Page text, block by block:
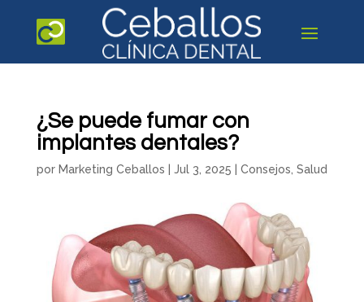
¿Se puede fumar con
implantes dentales?
por Marketing Ceballos Jul 3, 2025 Consejos Salud